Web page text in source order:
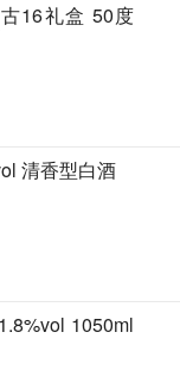
16礼盒 50度
清香型白酒
1050ml